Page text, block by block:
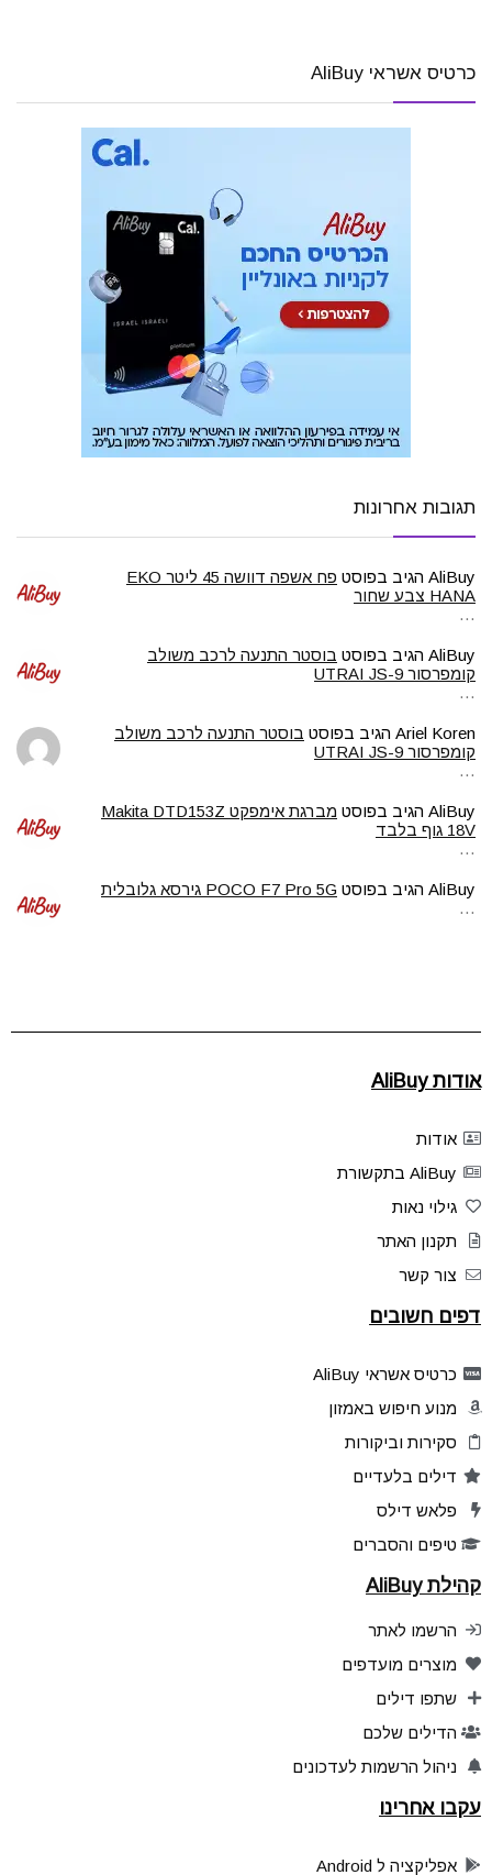
כרטיס אשראי AliBuy
תגובות אחרונות
AliBuy הגיב בפוסט
פח אשפה דוושה 45 ליטר EKO
HANA צבע שחור
…
AliBuy הגיב בפוסט בוסטר התנעה לרכב משולב
קומפרסור UTRAI JS-9
…
Ariel Koren הגיב בפוסט בוסטר התנעה לרכב משולב
קומפרסור UTRAI JS-9
…
AliBuy הגיב בפוסט
מברגת אימפקט Makita DTD153Z
18V גוף בלבד
…
AliBuy הגיב בפוסט POCO F7 Pro 5G גירסא גלובלית
…
אודות AliBuy
אודות
AliBuy בתקשורת
גילוי נאות
תקנון האתר
צור קשר
דפים חשובים
כרטיס אשראי AliBuy
מנוע חיפוש באמזון
סקירות וביקורות
דילים בלעדיים
פלאש דילס
טיפים והסברים
קהילת AliBuy
הרשמו לאתר
מוצרים מועדפים
שתפו דילים
הדילים שלכם
ניהול הרשמות לעדכונים
עקבו אחרינו
אפליקציה ל Android